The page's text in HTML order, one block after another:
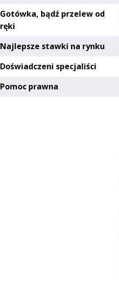
Gotówka, bądź przelew od
ręki
Najlepsze stawki na rynku
Doświadczeni specjaliści
Pomoc prawna